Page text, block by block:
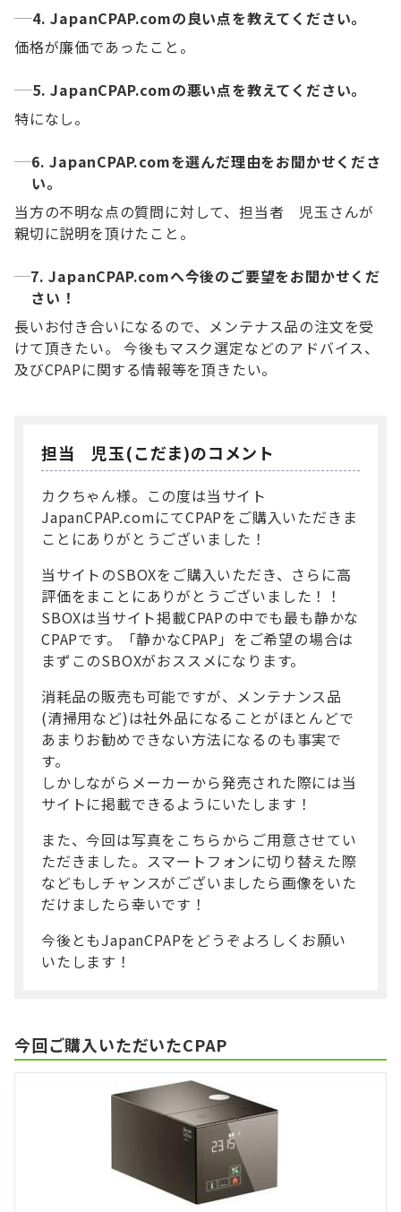
4. JapanCPAP.comの良い点を教えてください。
価格が廉価であったこと。
5. JapanCPAP.comの悪い点を教えてください。
特になし。
6. JapanCPAP.comを選んだ理由をお聞かせくださ
い。
当方の不明な点の質問に対して、担当者 児玉さんが
親切に説明を頂けたこと。
7. JapanCPAP.comへ今後のご要望をお聞かせくだ
さい！
長いお付き合いになるので、メンテナス品の注文を受
けて頂きたい。 今後もマスク選定などのアドバイス、
及びCPAPに関する情報等を頂きたい。
担当 児玉(こだま)のコメント
カクちゃん様。この度は当サイト
JapanCPAP.comにてCPAPをご購入いただきま
ことにありがとうございました！
当サイトのSBOXをご購入いただき、さらに高
評価をまことにありがとうございました！！
SBOXは当サイト掲載CPAPの中でも最も静かな
CPAPです。「静かなCPAP」をご希望の場合は
まずこのSBOXがおススメになります。
消耗品の販売も可能ですが、メンテナンス品
(清掃用など)は社外品になることがほとんどで
あまりお勧めできない方法になるのも事実で
す。
しかしながらメーカーから発売された際には当
サイトに掲載できるようにいたします！
また、今回は写真をこちらからご用意させてい
ただきました。スマートフォンに切り替えた際
などもしチャンスがございましたら画像をいた
だけましたら幸いです！
今後ともJapanCPAPをどうぞよろしくお願い
いたします！
今回ご購入いただいたCPAP